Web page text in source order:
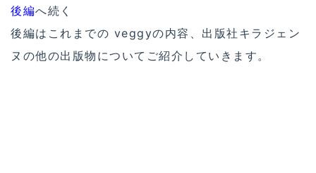
後編へ続く
後編はこれまでの veggyの内容、出版社キラジェン
ヌの他の出版物についてご紹介していきます。